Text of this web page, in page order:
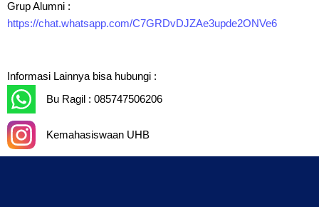
Grup Alumni :
https://chat.whatsapp.com/C7GRDvDJZAe3upde2ONVe6
Informasi Lainnya bisa hubungi :
Bu Ragil : 085747506206
Kemahasiswaan UHB